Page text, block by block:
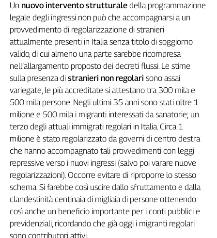
Un nuovo intervento strutturale della programmazione
legale degli ingressi non può che accompagnarsi a un
provvedimento di regolarizzazione di stranieri
attualmente presenti in Italia senza titolo di soggiorno
valido, di cui almeno una parte sarebbe ricompresa
nell’allargamento proposto dei decreti flussi. Le stime
sulla presenza di stranieri non regolari sono assai
variegate, le più accreditate si attestano tra 300 mila e
500 mila persone. Negli ultimi 35 anni sono stati oltre 1
milione e 500 mila i migranti interessati da sanatorie; un
terzo degli attuali immigrati regolari in Italia. Circa 1
milione è stato regolarizzato da governi di centro destra
che hanno accompagnato tali provvedimenti con leggi
repressive verso i nuovi ingressi (salvo poi varare nuove
regolarizzazioni). Occorre evitare di riproporre lo stesso
schema. Si farebbe così uscire dallo sfruttamento e dalla
clandestinità centinaia di migliaia di persone ottenendo
così anche un beneficio importante per i conti pubblici e
previdenziali, ricordando che già oggi i migranti regolari
sono contributori attivi.